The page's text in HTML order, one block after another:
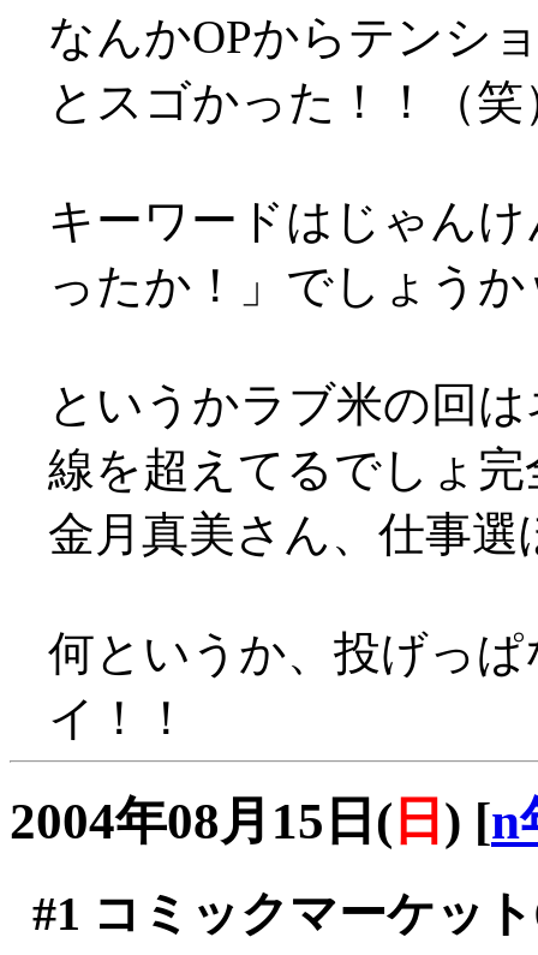
なんかOPからテンシ
とスゴかった！！（笑
キーワードはじゃん
ったか！」でしょうか
というかラブ米の回
線を超えてるでしょ完
金月真美さん、仕事選
何というか、投げっ
イ！！
2004年08月15日( 日 ) [n
#1 コミックマーケッ